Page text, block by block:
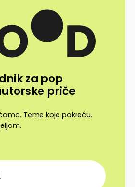
za pop
priče
Teme koje pokreću.